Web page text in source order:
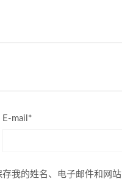
E-mail*
存我的姓名、电子邮件和网站